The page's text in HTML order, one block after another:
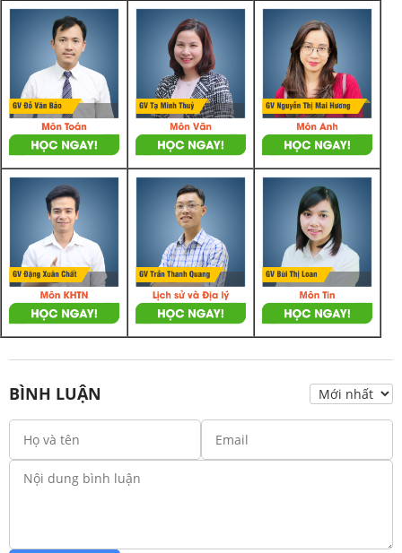
BÌNH LUẬN